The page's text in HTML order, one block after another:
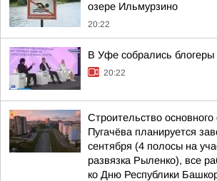
озере Ильмурзино
20:22
В Уфе собрались блогеры
20:22
Строительство
Пугачёва планируется
сентября (4 полосы на
развязка Рыленко), все
ко Дню Республики